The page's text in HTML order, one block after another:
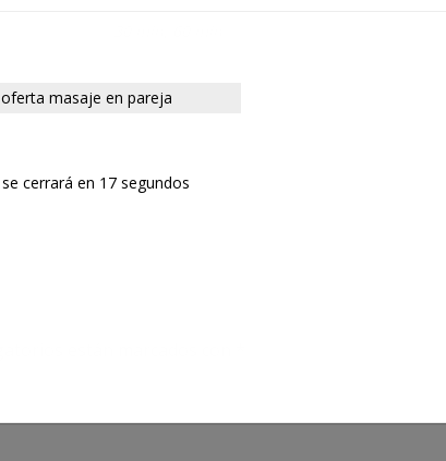
cerrará en 16segundos